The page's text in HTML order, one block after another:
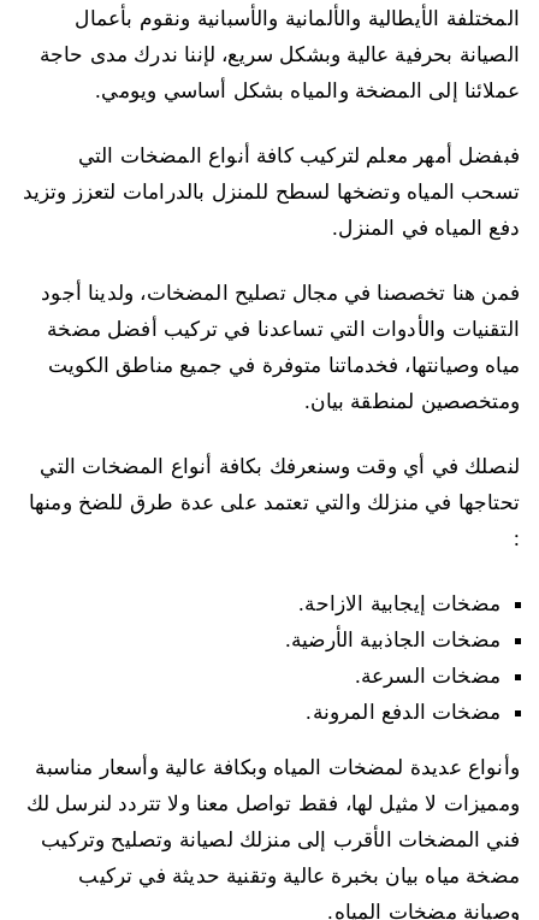
المختلفة الأيطالية والألمانية والأسبانية ونقوم بأعمال
الصيانة بحرفية عالية وبشكل سريع، لإننا ندرك مدى حاجة
عملائنا إلى المضخة والمياه بشكل أساسي ويومي.
فبفضل أمهر معلم لتركيب كافة أنواع المضخات التي
تسحب المياه وتضخها لسطح للمنزل بالدرامات لتعزز وتزيد
دفع المياه في المنزل.
فمن هنا تخصصنا في مجال تصليح المضخات، ولدينا أجود
التقنيات والأدوات التي تساعدنا في تركيب أفضل مضخة
مياه وصيانتها، فخدماتنا متوفرة في جميع مناطق الكويت
ومتخصصين لمنطقة بيان.
لنصلك في أي وقت وسنعرفك بكافة أنواع المضخات التي
تحتاجها في منزلك والتي تعتمد على عدة طرق للضخ ومنها
:
مضخات إيجابية الازاحة.
مضخات الجاذبية الأرضية.
مضخات السرعة.
مضخات الدفع المرونة.
وأنواع عديدة لمضخات المياه وبكافة عالية وأسعار مناسبة
ومميزات لا مثيل لها، فقط تواصل معنا ولا تتردد لنرسل لك
فني المضخات الأقرب إلى منزلك لصيانة وتصليح وتركيب
مضخة مياه بيان بخبرة عالية وتقنية حديثة في تركيب
وصيانة مضخات المياه.